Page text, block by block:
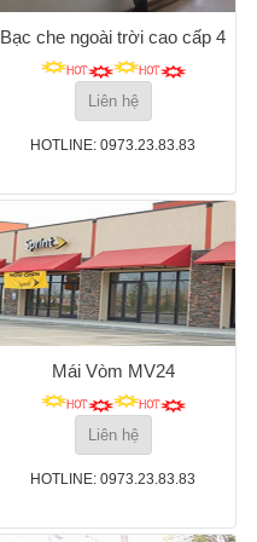
Bạc che ngoài trời cao cấp 4
Liên hệ
HOTLINE: 0973.23.83.83
Mái Vòm MV24
Liên hệ
HOTLINE: 0973.23.83.83